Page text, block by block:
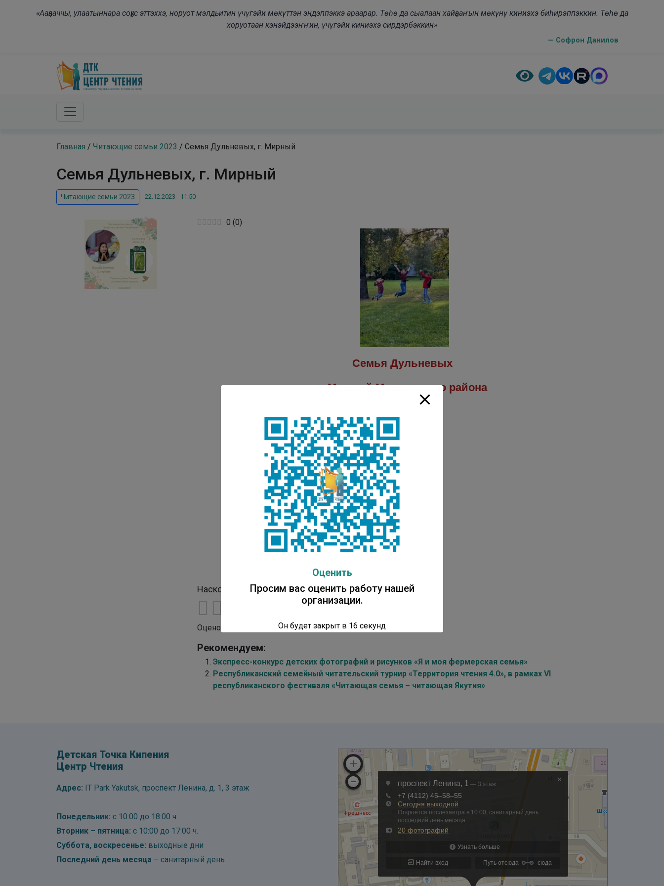
«Ааҕааччы, улаатыннара соҕус эттэххэ, норуот мэлдьитин үчүгэйи мөкүттэн эндэппэккэ араарар. Төһө да сыалаан хайҕааҥын мөкүнү киниэхэ биһирэппэккин. Төһө да
хоруотаан кэнэйдээҥҥин, үчүгэйи киниэхэ сирдэрбэккин»
— Софрон Данилов
Главная / Читающие семьи 2023 / Семья Дульневых, г. Мирный
Семья Дульневых, г. Мирный
Читающие семьи 2023 22.12.2023 - 11:50
0 (0)
Семья Дульневых
г. Мирный Мирнинского района
Насколько вам понравилась публикация?
Оценок пока нет. Поставьте оценку первым.
Рекомендуем:
Экспресс-конкурс детских фотографий и рисунков «Я и моя фермерская семья»
Республиканский семейный читательский турнир «Территория чтения 4.0», в рамках VI
республиканского фестиваля «Читающая семья – читающая Якутия»
Детская Точка Кипения
Центр Чтения
Адрес: IT Park Yakutsk, проспект Ленина, д. 1, 3 этаж
Понедельник: с 10:00 до 18:00 ч.
Вторник – пятница: с 10:00 до 17:00 ч.
Суббота, воскресенье: выходные дни
Последний день месяца – санитарный день
Оценить
Просим вас оценить работу нашей
организации.
Он будет закрыт в 16 секунд